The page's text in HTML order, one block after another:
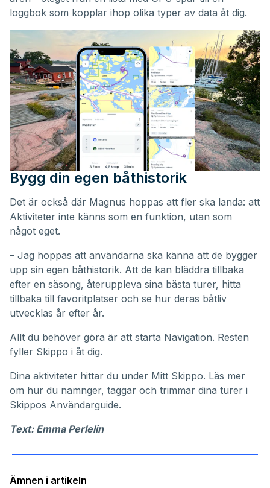
loggbok som kopplar ihop olika typer av data åt dig.
Bygg din egen båthistorik
Det är också där Magnus hoppas att fler ska landa: att
Aktiviteter inte känns som en funktion, utan som
något eget.
– Jag hoppas att användarna ska känna att de bygger
upp sin egen båthistorik. Att de kan bläddra tillbaka
efter en säsong, återuppleva sina bästa turer, hitta
tillbaka till favoritplatser och se hur deras båtliv
utvecklas år efter år.
Allt du behöver göra är att starta Navigation. Resten
fyller Skippo i åt dig.
Dina aktiviteter hittar du under Mitt Skippo. Läs mer
om hur du namnger, taggar och trimmar dina turer i
Skippos Användarguide.
Text: Emma Perlelin
Ämnen i artikeln